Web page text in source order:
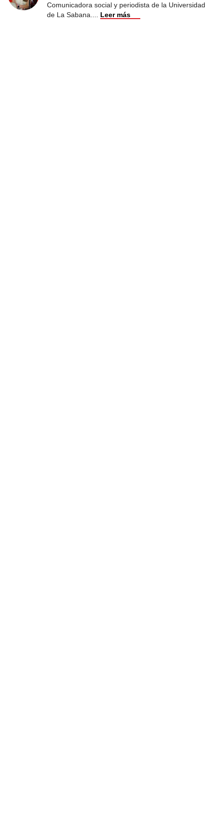
Comunicadora social y periodista de la Universidad
de La Sabana.
Leer más